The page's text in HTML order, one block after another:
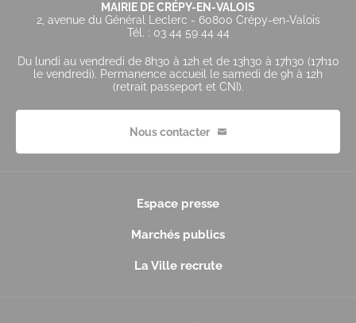
MAIRIE DE CRÉPY-EN-VALOIS
2, avenue du Général Leclerc - 60800 Crépy-en-Valois
Tél. : 03 44 59 44 44
Du lundi au vendredi de 8h30 à 12h et de 13h30 à 17h30 (17h10
le vendredi). Permanence accueil le samedi de 9h à 12h
(retrait passeport et CNI).
Nous contacter
Espace presse
Marchés publics
La Ville recrute